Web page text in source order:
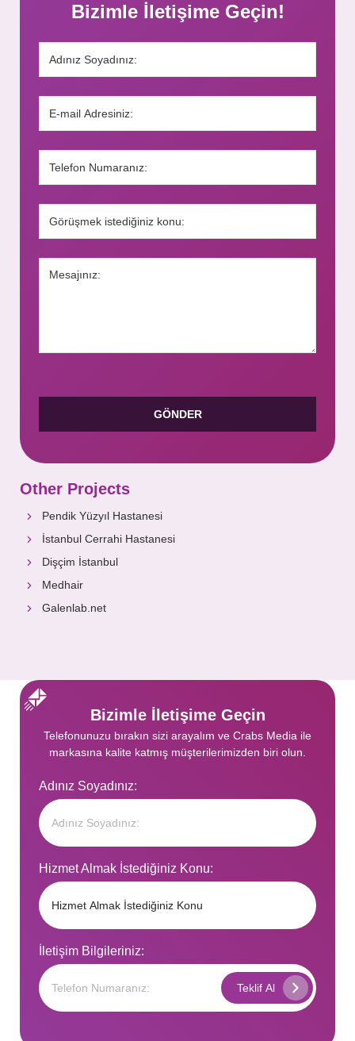
Bizimle İletişime Geçin!
Other Projects
Pendik Yüzyıl Hastanesi
İstanbul Cerrahi Hastanesi
Dişçim İstanbul
Medhair
Galenlab.net
Bizimle İletişime Geçin
Telefonunuzu bırakın sizi arayalım ve Crabs Media ile
markasına kalite katmış müşterilerimizden biri olun.
Adınız Soyadınız:
Hizmet Almak İstediğiniz Konu:
İletişim Bilgileriniz: